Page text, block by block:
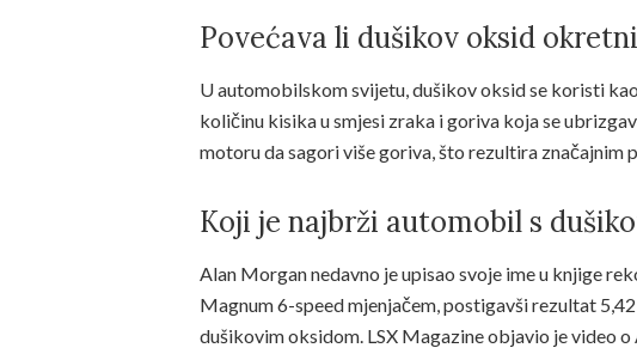
Povećava li dušikov oksid
U automobilskom svijetu, dušikov oksid se koristi
količinu kisika u smjesi zraka i goriva koja se
motoru da sagori više goriva, što rezultira značajnim
Koji je najbrži automobil s
Alan Morgan nedavno je upisao svoje ime u knjige
Magnum 6-speed mjenjačem, postigavši rezultat
dušikovim oksidom. LSX Magazine objavio je video